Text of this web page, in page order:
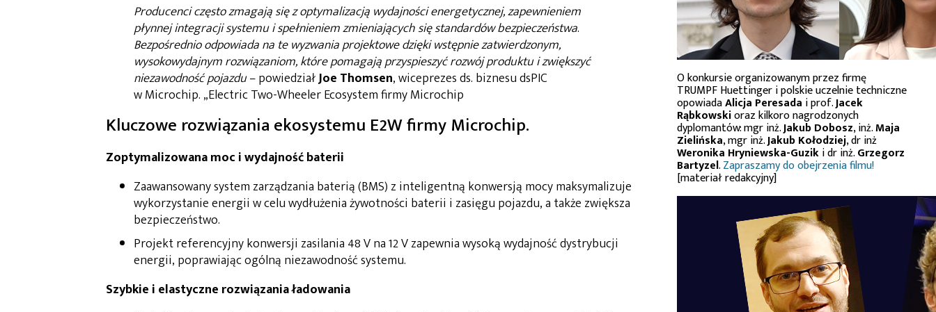
Producenci często zmagają się z optymalizacją wydajności energetycznej, zapewnieniem
płynnej integracji systemu i spełnieniem zmieniających się standardów bezpieczeństwa.
Bezpośrednio odpowiada na te wyzwania projektowe dzięki wstępnie zatwierdzonym,
wysokowydajnym rozwiązaniom, które pomagają przyspieszyć rozwój produktu i zwiększyć
niezawodność pojazdu– powiedziałJoe Thomsen, wiceprezes ds. biznesu dsPIC
w Microchip. „Electric Two-Wheeler Ecosystem firmy Microchip
Kluczowe rozwiązania ekosystemu E2W firmy Microchip.
Zoptymalizowana moc i wydajność baterii
Zaawansowany system zarządzania baterią (BMS) z inteligentną konwersją mocy maksymalizuje
wykorzystanie energii w celu wydłużenia żywotności baterii i zasięgu pojazdu, a także zwiększa
bezpieczeństwo.
Projekt referencyjny konwersji zasilania 48 V na 12 V zapewnia wysoką wydajność dystrybucji
energii, poprawiając ogólną niezawodność systemu.
Szybkie i elastyczne rozwiązania ładowania
O konkursie organizowanym przez firmę
TRUMPF Huettinger i polskie uczelnie techniczne
opowiadaAlicja Peresada i prof.Jacek
Rąbkowskioraz kilkoro nagrodzonych
dyplomantów: mgr inż.Jakub Dobosz, inż.Maja
Zielińska, mgr inż.Jakub Kołodziej, dr inż
Weronika Hryniewska-Guziki dr inż.Grzegorz
Bartyzel.Zapraszamy do obejrzenia filmu!
[materiał redakcyjny]